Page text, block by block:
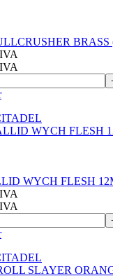
BRASS
IVA
IVA
WYCH FLESH
IVA
IVA